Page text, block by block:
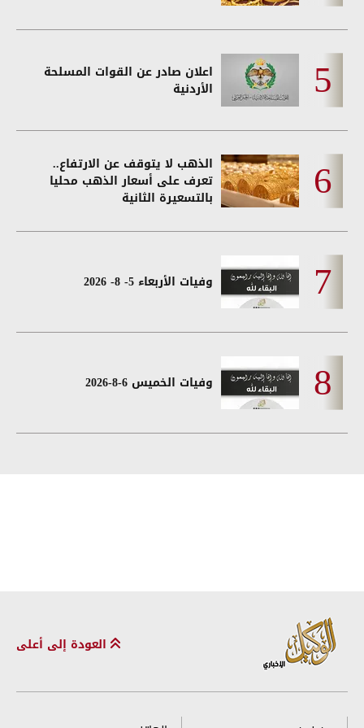
اعلان صادر عن القوات المسلحة
الأردنية
الذهب لا يتوقف عن الارتفاع..
تعرف على أسعار الذهب محليا
بالتسعيرة الثانية
وفيات الأربعاء 5- 8- 2026
وفيات الخميس 6-8-2026
العودة إلى أعلى